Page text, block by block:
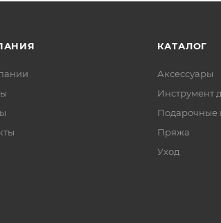
КАТАЛОГ
Аксессуары
Инструмент
Подарочные
Пряжа
Уход